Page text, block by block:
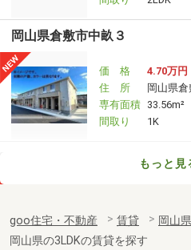
岡山県倉敷市中畝３
価 格
4.70万円
住 所
岡山県倉
専有面積 33.56m²
間取り
1K
専有面積
56.09m²
間取り
もっと見
goo住宅・不動産 賃貸
岡山県
岡山県の3LDKの賃貸を探す